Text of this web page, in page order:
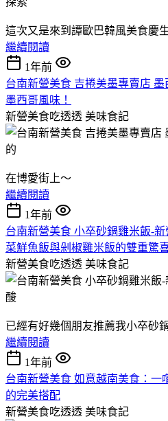
這次又是來到譚歐巴韓風美食慶
繼續閱讀
1年前
台南新營美食 吉捲美墨專賣店
墨西哥風味！
新營美食吃透透 美味食記
在博愛街上～
繼續閱讀
1年前
台南新營美食 小卒砂鍋雞米飯-
菜鮮魚飯與剁椒雞米飯的雙重驚
新營美食吃透透 美味食記
已經有好幾個朋友推薦我小卒砂
繼續閱讀
1年前
台南新營美食 如意越南美食：一
的完美搭配
新營美食吃透透 美味食記